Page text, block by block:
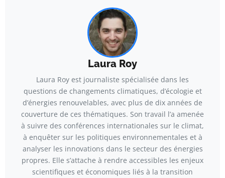
Laura Roy
Laura Roy est journaliste spécialisée dans les
questions de changements climatiques, d’écologie et
d’énergies renouvelables, avec plus de dix années de
couverture de ces thématiques. Son travail l’a amenée
à suivre des conférences internationales sur le climat,
à enquêter sur les politiques environnementales et à
analyser les innovations dans le secteur des énergies
propres. Elle s’attache à rendre accessibles les enjeux
scientifiques et économiques liés à la transition